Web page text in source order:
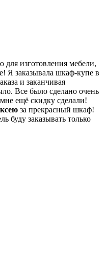
изготовления мебели,
Я заказывала шкаф-купе в
и заканчивая
Все было сделано очень
ещё скидку сделали!
за прекрасный шкаф!
буду заказывать только